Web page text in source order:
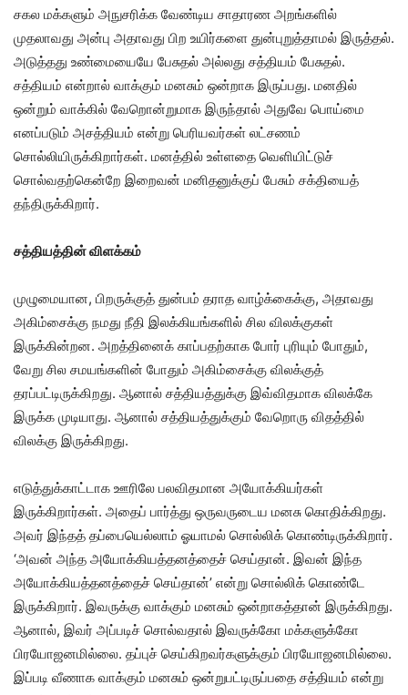
சகல மக்களும் அநுசரிக்க வேண்டிய சாதாரண அறங்களில்
முதலாவது அன்பு அதாவது பிற உயிர்களை துன்புறுத்தாமல் இருத்தல்.
அடுத்தது உண்மையையே பேசுதல் அல்லது சத்தியம் பேசுதல்.
சத்தியம் என்றால் வாக்கும் மனசும் ஒன்றாக இருப்பது. மனதில்
ஒன்றும் வாக்கில் வேறொன்றுமாக இருந்தால் அதுவே பொய்மை
எனப்படும் அசத்தியம் என்று பெரியவர்கள் லட்சணம்
சொல்லியிருக்கிறார்கள். மனத்தில் உள்ளதை வெளியிட்டுச்
சொல்வதற்கென்றே இறைவன் மனிதனுக்குப் பேசும் சக்தியைத்
தந்திருக்கிறார்.
சத்தியத்தின் விளக்கம்
முழுமையான, பிறருக்குத் துன்பம் தராத வாழ்க்கைக்கு, அதாவது
அகிம்சைக்கு நமது நீதி இலக்கியங்களில் சில விலக்குகள்
இருக்கின்றன. அறத்தினைக் காப்பதற்காக போர் புரியும் போதும்,
வேறு சில சமயங்களின் போதும் அகிம்சைக்கு விலக்குத்
தரப்பட்டிருக்கிறது. ஆனால் சத்தியத்துக்கு இவ்விதமாக விலக்கே
இருக்க முடியாது. ஆனால் சத்தியத்துக்கும் வேறொரு விதத்தில்
விலக்கு இருக்கிறது.
எடுத்துக்காட்டாக ஊரிலே பலவிதமான அயோக்கியர்கள்
இருக்கிறார்கள். அதைப் பார்த்து ஒருவருடைய மனசு கொதிக்கிறது.
அவர் இந்தத் தப்பையெல்லாம் ஓயாமல் சொல்லிக் கொண்டிருக்கிறார்.
‘அவன் அந்த அயோக்கியத்தனத்தைச் செய்தான். இவன் இந்த
அயோக்கியத்தனத்தைச் செய்தான்’ என்று சொல்லிக் கொண்டே
இருக்கிறார். இவருக்கு வாக்கும் மனசும் ஒன்றாகத்தான் இருக்கிறது.
ஆனால், இவர் அப்படிச் சொல்வதால் இவருக்கோ மக்களுக்கோ
பிரயோஜனமில்லை. தப்புச் செய்கிறவர்களுக்கும் பிரயோஜனமில்லை.
இப்படி வீணாக வாக்கும் மனசும் ஒன்றுபட்டிருப்பதை சத்தியம் என்று